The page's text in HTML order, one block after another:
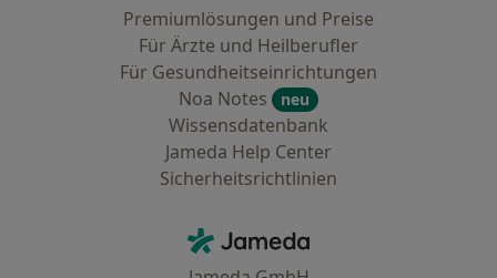
Premiumlösungen und Preise
Für Ärzte und Heilberufler
Für Gesundheitseinrichtungen
Noa Notes
neu
Wissensdatenbank
Jameda Help Center
Sicherheitsrichtlinien
Jameda - Startseite